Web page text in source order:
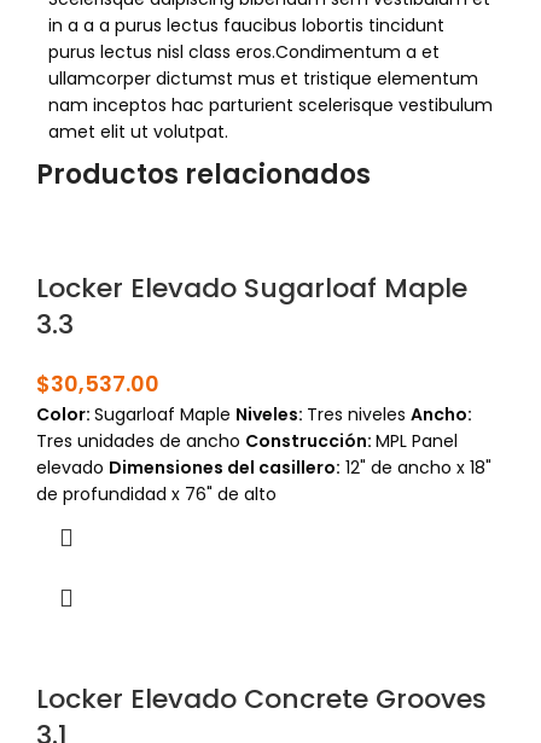
in a a a purus lectus faucibus lobortis tincidunt
purus lectus nisl class eros.Condimentum a et
ullamcorper dictumst mus et tristique elementum
nam inceptos hac parturient scelerisque vestibulum
amet elit ut volutpat.
Productos relacionados
Locker Elevado Sugarloaf Maple
3.3
$30,537.00
Color: Sugarloaf Maple Niveles: Tres niveles Ancho:
Tres unidades de ancho Construcción: MPL Panel
elevado Dimensiones del casillero: 12" de ancho x 18"
de profundidad x 76" de alto
Locker Elevado Concrete Grooves